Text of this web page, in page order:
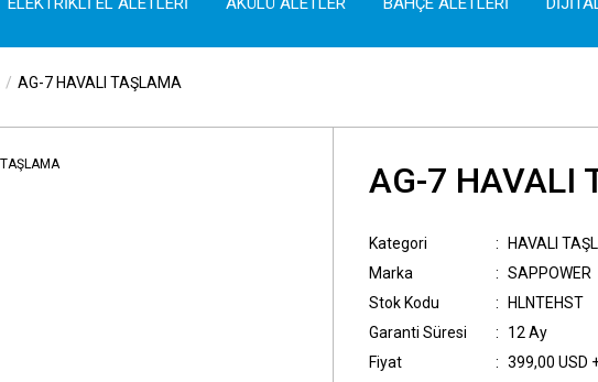
AG-7 HAVALI TAŞLAMA
AG-7 HAVALI
Kategori
HAVALI
Marka
SAPPOWER
Stok Kodu
HLNTEHST
Garanti Süresi
12 Ay
Fiyat
399,00 USD